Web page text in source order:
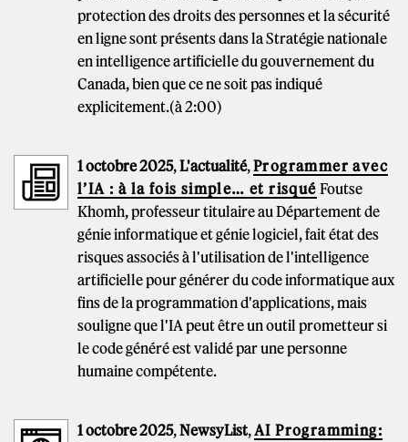
protection des droits des personnes et la sécurité
en ligne sont présents dans la Stratégie nationale
en intelligence artificielle du gouvernement du
Canada, bien que ce ne soit pas indiqué
explicitement.(à 2:00)
1 octobre 2025,L'actualité,Programmer avec
l’IA : à la fois simple… et risqué Foutse
Khomh, professeur titulaire au Département de
génie informatique et génie logiciel, fait état des
risques associés à l'utilisation de l'intelligence
artificielle pour générer du code informatique aux
fins de la programmation d'applications, mais
souligne que l'IA peut être un outil prometteur si
le code généré est validé par une personne
humaine compétente.
1 octobre 2025,NewsyList,AI Programming: